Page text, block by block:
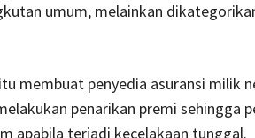
umum, melainkan
membuat penyedia asuransi milik
penarikan premi sehingga
apabila terjadi kecelakaan tunggal.